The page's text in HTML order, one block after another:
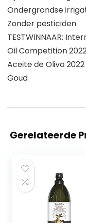
Ondergrondse
Zonder pesticiden
TESTWINNAAR:
Oil Competition
Aceite de Oliva 2022
Goud
Gerelateerde